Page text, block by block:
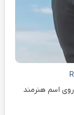
روی اسم هنرمند